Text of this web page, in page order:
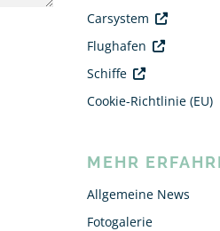
Carsystem
Flughafen
Schiffe
Cookie-Richtlinie (EU)
MEHR
Allgemeine News
Fotogalerie